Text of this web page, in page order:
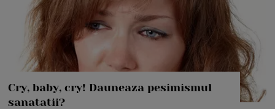
Cry, baby, cry! Dauneaza pesimismul
sanatatii?